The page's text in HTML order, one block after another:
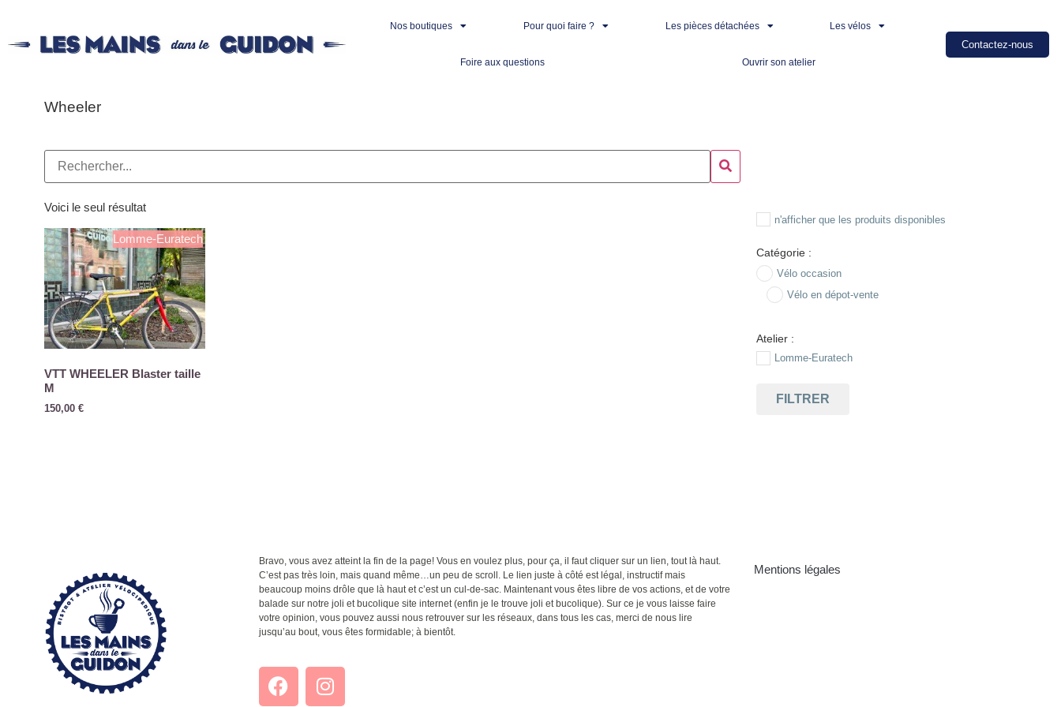
Nos boutiques Pour quoi faire ? Les pièces détachées Les vélos
Foire aux questions Ouvrir son atelier
Contactez-nous
Wheeler
Voici le seul résultat
Lomme-Euratech
VTT WHEELER Blaster taille
M
150,00 €
n'afficher que les produits disponibles
Catégorie :
Vélo occasion
Vélo en dépot-vente
Atelier :
Lomme-Euratech
FILTRER
Bravo, vous avez atteint la fin de la page! Vous en voulez plus, pour ça, il faut cliquer sur un lien, tout là haut.
C’est pas très loin, mais quand même…un peu de scroll. Le lien juste à côté est légal, instructif mais
beaucoup moins drôle que là haut et c’est un cul-de-sac. Maintenant vous êtes libre de vos actions, et de votre
balade sur notre joli et bucolique site internet (enfin je le trouve joli et bucolique). Sur ce je vous laisse faire
votre opinion, vous pouvez aussi nous retrouver sur les réseaux, dans tous les cas, merci de nous lire
jusqu’au bout, vous êtes formidable; à bientôt.
Mentions légales